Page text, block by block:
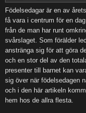
Födelsedagar är en av
få vara i centrum för en
från de man har runt
svårslaget. Som förälder
anstränga sig för att göra
och en stor del av den
presenter till barnet kan
sig över när födelsedagen
och i den här artikeln
hem hos de allra flesta.